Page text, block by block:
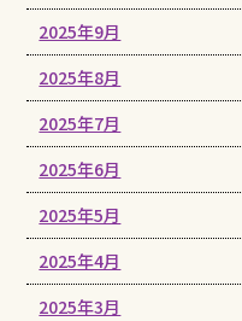
2025年9月
2025年8月
2025年7月
2025年6月
2025年5月
2025年4月
2025年3月